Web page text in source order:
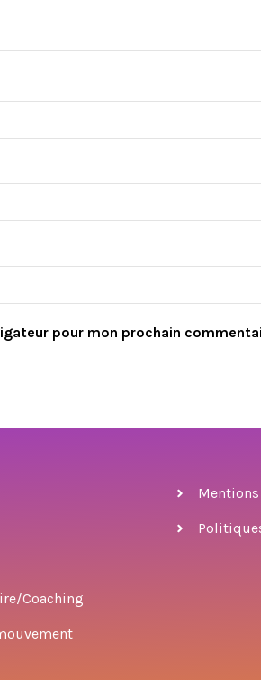
pour mon prochain
Coaching